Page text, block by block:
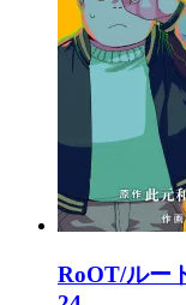
RoOT/ルー